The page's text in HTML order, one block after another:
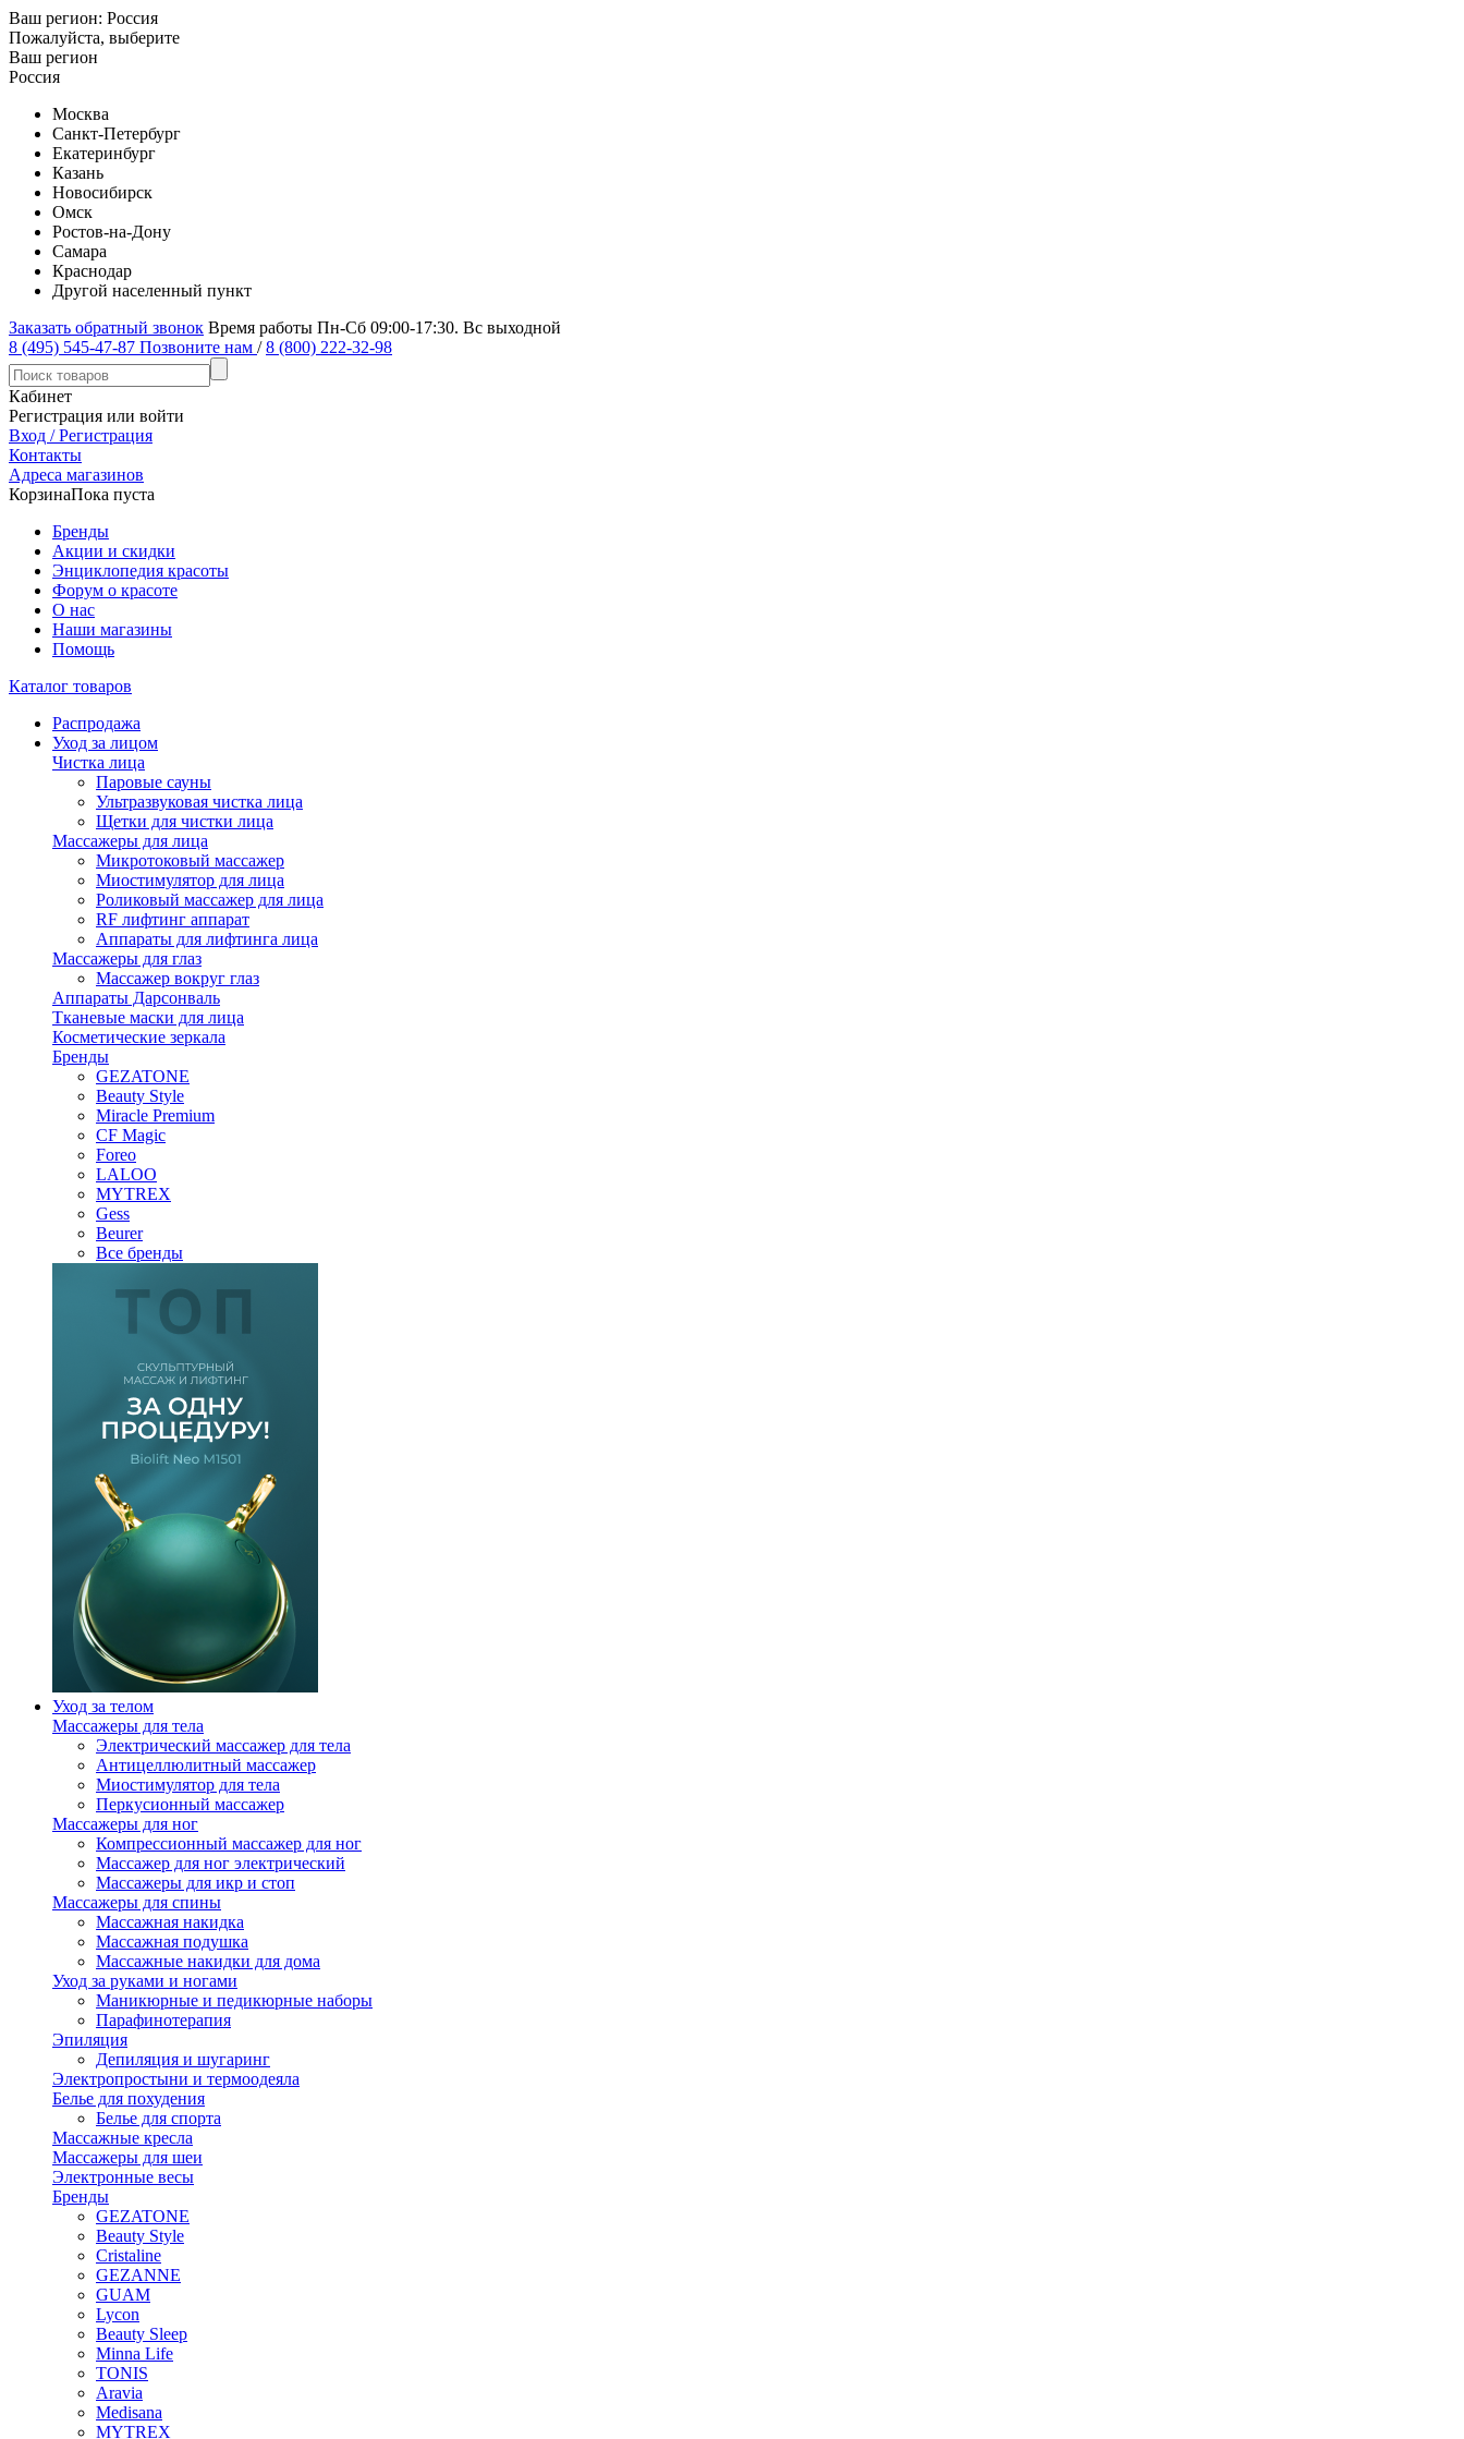
Ваш регион: Россия
Пожалуйста, выберите
Ваш регион
Россия
Москва
Санкт-Петербург
Екатеринбург
Казань
Новосибирск
Омск
Ростов-на-Дону
Самара
Краснодар
Другой населенный пункт
Заказать обратный звонок Время работы Пн-Сб 09:00-17:30. Вс выходной
8 (495) 545-47-87 Позвоните нам / 8 (800) 222-32-98
Кабинет
Регистрация или войти
Вход / Регистрация
Контакты
Адреса магазинов
КорзинаПока пуста
Бренды
Акции и скидки
Энциклопедия красоты
Форум о красоте
О нас
Наши магазины
Помощь
Каталог товаров
Распродажа
Уход за лицом
Чистка лица
Паровые сауны
Ультразвуковая чистка лица
Щетки для чистки лица
Массажеры для лица
Микротоковый массажер
Миостимулятор для лица
Роликовый массажер для лица
RF лифтинг аппарат
Аппараты для лифтинга лица
Массажеры для глаз
Массажер вокруг глаз
Аппараты Дарсонваль
Тканевые маски для лица
Косметические зеркала
Бренды
GEZATONE
Beauty Style
Miracle Premium
CF Magic
Foreo
LALOO
MYTREX
Gess
Beurer
Все бренды
Уход за телом
Массажеры для тела
Электрический массажер для тела
Антицеллюлитный массажер
Миостимулятор для тела
Перкусионный массажер
Массажеры для ног
Компрессионный массажер для ног
Массажер для ног электрический
Массажеры для икр и стоп
Массажеры для спины
Массажная накидка
Массажная подушка
Массажные накидки для дома
Уход за руками и ногами
Маникюрные и педикюрные наборы
Парафинотерапия
Эпиляция
Депиляция и шугаринг
Электропростыни и термоодеяла
Белье для похудения
Белье для спорта
Массажные кресла
Массажеры для шеи
Электронные весы
Бренды
GEZATONE
Beauty Style
Cristaline
GEZANNE
GUAM
Lycon
Beauty Sleep
Minna Life
TONIS
Aravia
Medisana
MYTREX